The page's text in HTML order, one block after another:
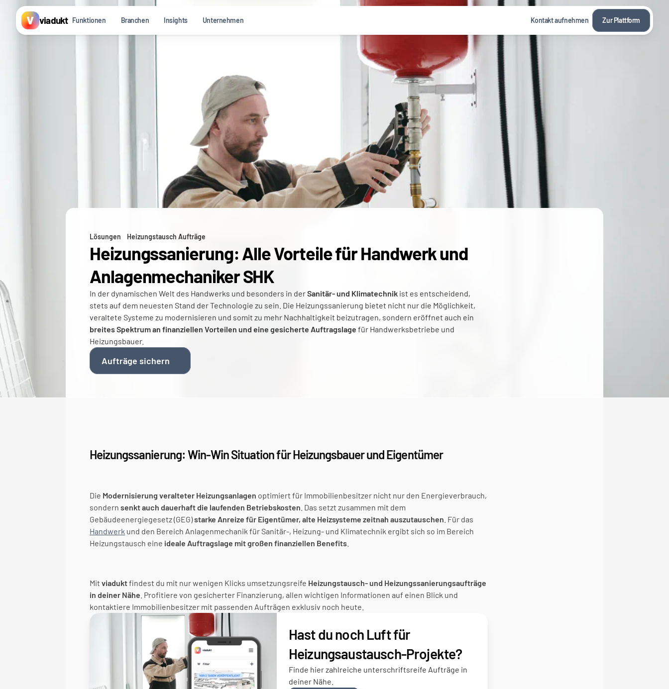
Lösungen Heizungstausch Aufträge
Heizungssanierung: Alle Vorteile für Handwerk und
Anlagenmechaniker SHK
In der dynamischen Welt des Handwerks und besonders in der Sanitär- und Klimatechnik ist es entscheidend,
stets auf dem neuesten Stand der Technologie zu sein. Die Heizungssanierung bietet nicht nur die Möglichkeit,
breites Spektrum an finanziellen Vorteilen und eine gesicherte Auftragslage für Handwerksbetriebe und
Heizungsbauer.
Aufträge sichern
Heizungssanierung: Win-Win Situation für Heizungsbauer und Eigentümer
Die Modernisierung veralteter Heizungsanlagen optimiert für Immobilienbesitzer nicht nur den Energieverbrauch,
sondern senkt auch dauerhaft die laufenden Betriebskosten . Das setzt zusammen mit dem
Gebäudeenergiegesetz (GEG) starke Anreize für Eigentümer, alte Heizsysteme zeitnah auszutauschen
Handwerk und den Bereich Anlagenmechanik für Sanitär-, Heizung- und Klimatechnik ergibt sich so im Bereich
Heizungstausch eine ideale Auftragslage mit großen finanziellen Benefits
Mit viadukt findest du mit nur wenigen Klicks umsetzungsreife Heizungstausch- und Heizungssanierungsaufträge
in deiner Nähe . Profitiere von gesicherter Finanzierung, allen wichtigen Informationen auf einen Blick und
kontaktiere Immobilienbesitzer mit passenden Aufträgen exklusiv noch heute.
Hast du noch Luft für
Heizungsaustausch-Projekte?
Finde hier zahlreiche unterschriftsreife Aufträge in
deiner Nähe.
viadukt Funktionen Branchen Insights Unternehmen Kontakt aufnehmen Zur Plattform